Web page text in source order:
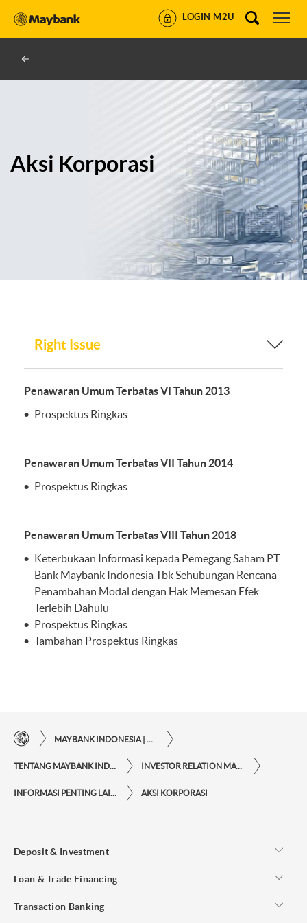
LOGIN M2U
Aksi Korporasi
Right Issue
Penawaran Umum Terbatas VI Tahun 2013
Prospektus Ringkas
Penawaran Umum Terbatas VII Tahun 2014
Prospektus Ringkas
Penawaran Umum Terbatas VIII Tahun 2018
Keterbukaan Informasi kepada Pemegang Saham PT
Bank Maybank Indonesia Tbk Sehubungan Rencana
Penambahan Modal dengan Hak Memesan Efek
Terlebih Dahulu
Prospektus Ringkas
Tambahan Prospektus Ringkas
INVESTOR RELATION MAYBANK INDONESIA
AKSI KORPORASI
Deposit & Investment
Loan & Trade Financing
Transaction Banking